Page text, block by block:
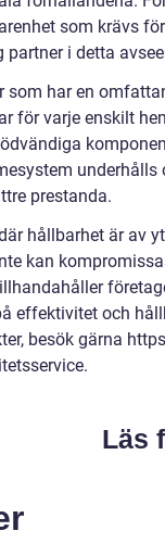
som krävs
i detta
som har en
för varje enskilt
prestanda.
hållbarhet är av
kan
effektivitet och
besök gärna
Läs